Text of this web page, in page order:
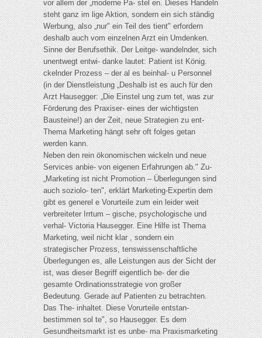
vor allem der „moderne Pa- stel en. Dieses Handeln
steht ganz im lige Aktion, sondern ein sich ständig
Werbung, also „nur" ein Teil des tient" erfordern
deshalb auch vom einzelnen Arzt ein Umdenken.
Sinne der Berufsethik. Der Leitge- wandelnder, sich
unentwegt entwi- danke lautet: Patient ist König.
ckelnder Prozess – der al es beinhal- u Personnel
(in der Dienstleistung „Deshalb ist es auch für den
Arzt Hausegger: „Die Einstel ung zum tet, was zur
Förderung des Praxiser- eines der wichtigsten
Bausteine!) an der Zeit, neue Strategien zu ent-
Thema Marketing hängt sehr oft folges getan
werden kann.
Neben den rein ökonomischen wickeln und neue
Services anbie- von eigenen Erfahrungen ab." Zu-
„Marketing ist nicht Promotion – Überlegungen sind
auch soziolo- ten", erklärt Marketing-Expertin dem
gibt es generel e Vorurteile zum ein leider weit
verbreiteter Irrtum – gische, psychologische und
verhal- Victoria Hausegger. Eine Hilfe ist Thema
Marketing, weil nicht klar , sondern ein
strategischer Prozess, tenswissenschaftliche
Überlegungen es, alle Leistungen aus der Sicht der
ist, was dieser Begriff eigentlich be- der die
gesamte Ordinationsstrategie von großer
Bedeutung. Gerade auf Patienten zu betrachten.
Das The- inhaltet. Diese Vorurteile entstan-
bestimmen sol te", so Hausegger. Es dem
Gesundheitsmarkt ist es unbe- ma Praxismarketing